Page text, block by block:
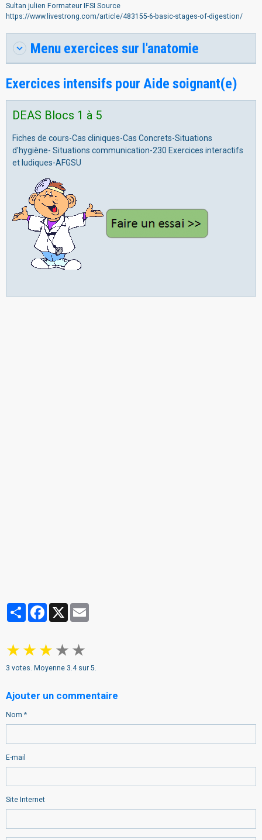
Sultan julien Formateur IFSI Source
https://www.livestrong.com/article/483155-6-basic-stages-of-digestion/
Menu exercices sur l'anatomie
Exercices intensifs pour Aide soignant(e)
DEAS Blocs 1 à 5
Fiches de cours-Cas cliniques-Cas Concrets-Situations
d'hygiène- Situations communication-230 Exercices interactifs
et ludiques-AFGSU
PartagerFacebook
★ ★ ★ ★ ★
3 votes. Moyenne 3.4sur 5.
Ajouter un commentaire
Nom
E-mail
Site Internet